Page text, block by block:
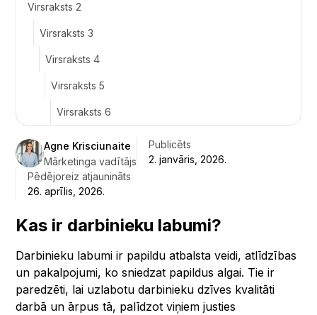
Agne Krisciunaite
Mārketinga vadītājs
Publicēts
2. janvāris, 2026.
Pēdējoreiz atjaunināts
26. aprīlis, 2026.
Kas ir darbinieku labumi?
Darbinieku labumi ir papildu atbalsta veidi, atlīdzības
un pakalpojumi, ko sniedzat papildus algai. Tie ir
paredzēti, lai uzlabotu darbinieku dzīves kvalitāti
darbā un ārpus tā, palīdzot viņiem justies
Virsraksts 2
Virsraksts 3
Virsraksts 4
Virsraksts 5
Virsraksts 6